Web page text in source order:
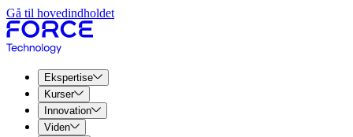
Gå til hovedindholdet
Ekspertise
Kurser
Innovation
Viden